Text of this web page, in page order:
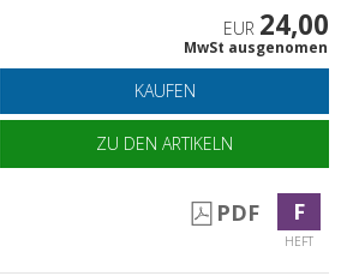
EUR 24,00
MwSt ausgenomen
KAUFEN
ZU DEN ARTIKELN
PDF F
HEFT